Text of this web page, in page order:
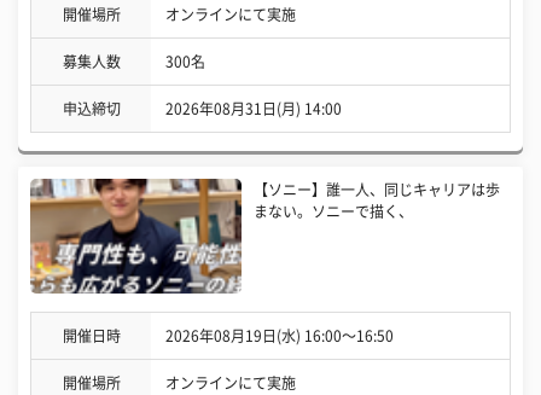
開催場所 オンラインにて実施
募集人数 300名
申込締切 2026年08月31日(月) 14:00
【ソニー】誰一人、同じキャリアは歩
まない。ソニーで描く、
開催日時 2026年08月19日(水) 16:00〜16:50
開催場所 オンラインにて実施